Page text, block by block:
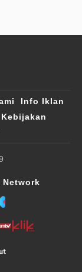
Info Iklan
Network